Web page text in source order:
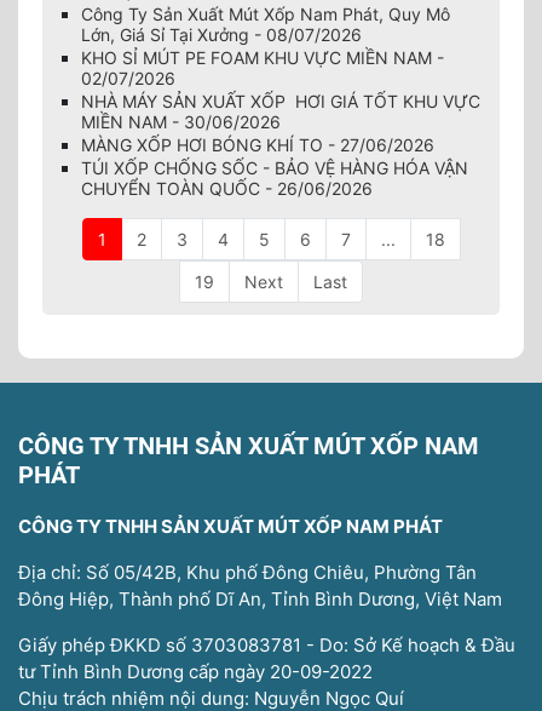
Công Ty Sản Xuất Mút Xốp Nam Phát, Quy Mô
Lớn, Giá Sỉ Tại Xưởng - 08/07/2026
KHO SỈ MÚT PE FOAM KHU VỰC MIỀN NAM -
02/07/2026
NHÀ MÁY SẢN XUẤT XỐP HƠI GIÁ TỐT KHU VỰC
MIỀN NAM - 30/06/2026
MÀNG XỐP HƠI BÓNG KHÍ TO - 27/06/2026
TÚI XỐP CHỐNG SỐC - BẢO VỆ HÀNG HÓA VẬN
CHUYỂN TOÀN QUỐC - 26/06/2026
1 2 3 4 5 6 7 ... 18
19 Next Last
CÔNG TY TNHH SẢN XUẤT MÚT XỐP NAM
PHÁT
CÔNG TY TNHH SẢN XUẤT MÚT XỐP NAM PHÁT
Địa chỉ: Số 05/42B, Khu phố Đông Chiêu, Phường Tân
Đông Hiệp, Thành phố Dĩ An, Tỉnh Bình Dương, Việt Nam
Giấy phép ĐKKD số 3703083781 - Do: Sở Kế hoạch & Đầu
tư Tỉnh Bình Dương cấp ngày 20-09-2022
Chịu trách nhiệm nội dung: Nguyễn Ngọc Quí